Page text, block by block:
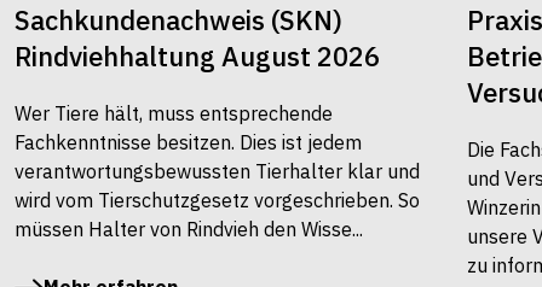
Sachkundenachweis (SKN)
Rindviehhaltung August 2026
Wer Tiere hält, muss entsprechende
Fachkenntnisse besitzen. Dies ist jedem
verantwortungsbewussten Tierhalter klar und
wird vom Tierschutzgesetz vorgeschrieben. So
müssen Halter von Rindvieh den Wisse...
Die
und
unsere
zu